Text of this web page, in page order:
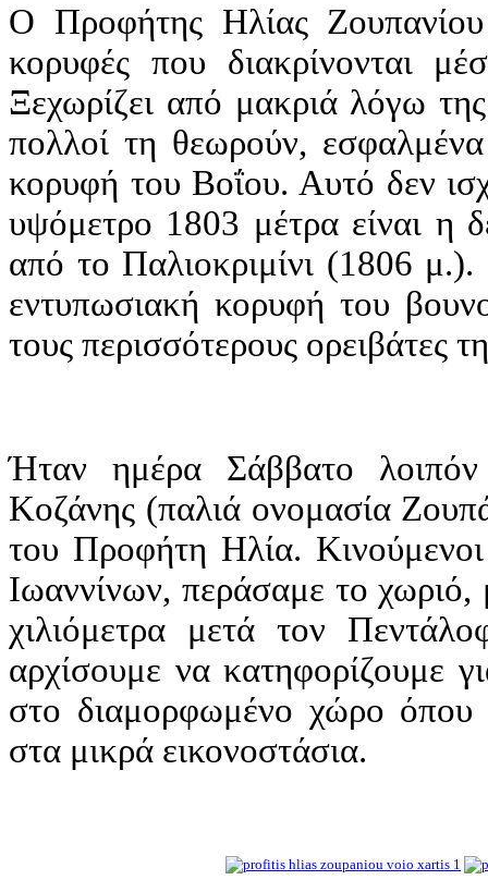
Ο Προφήτης Ηλίας Ζουπανίου
κορυφές που διακρίνονται
Ξεχωρίζει από μακριά λόγω
πολλοί τη θεωρούν,
κορυφή του Βοΐου. Αυτό δεν
υψόμετρο 1803 μέτρα είναι η
από το Παλιοκριμίνι (1806
εντυπωσιακή κορυφή του
τους περισσότερους ορειβάτες
Ήταν ημέρα Σάββατο
Κοζάνης (παλιά ονομασία
του Προφήτη Ηλία.
Ιωαννίνων, περάσαμε το
χιλιόμετρα μετά τον
αρχίσουμε να κατηφορίζουμε
στο διαμορφωμένο χώρο όπου
στα μικρά εικονοστάσια.